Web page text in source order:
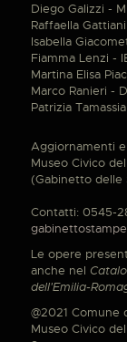
Diego Galizzi -
Raffaella
Isabella
Fiamma Lenzi -
Martina Elisa
Marco Ranieri -
Patrizia
Aggiornamenti
Museo Civico
(Gabinetto delle
Contatti: 0545-
Le opere
anche nel
dell'Emilia-
@2021 Comune
Museo Civico